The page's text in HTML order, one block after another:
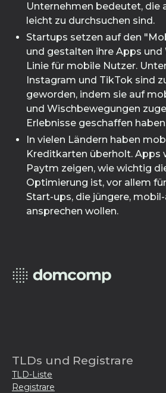
Unternehmen bedeutet, die
leicht zu durchsuchen sind.
Startups setzen auf den
und gestalten ihre Apps
Linie für mobile Nutzer.
Instagram und TikTok sind
geworden, indem sie auf
und Wischbewegungen
Erlebnisse geschaffen
In vielen Ländern haben
Kreditkarten überholt. Apps
Paytm zeigen, wie wichtig
Optimierung ist, vor allem
Start-ups, die jüngere,
ansprechen wollen.
TLDs und Registrare
TLD-Liste
Registrare